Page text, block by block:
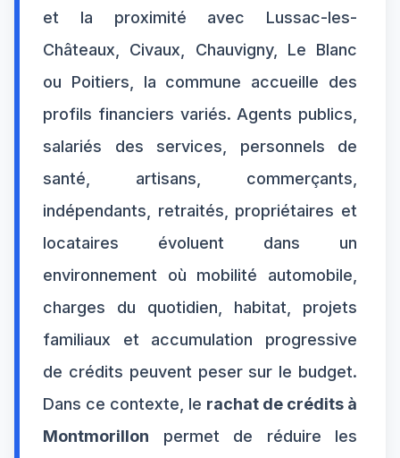
et la proximité avec Lussac-les-
Châteaux, Civaux, Chauvigny, Le Blanc
ou Poitiers, la commune accueille des
profils financiers variés. Agents publics,
salariés des services, personnels de
santé, artisans, commerçants,
indépendants, retraités, propriétaires et
locataires évoluent dans un
environnement où mobilité automobile,
charges du quotidien, habitat, projets
familiaux et accumulation progressive
de crédits peuvent peser sur le budget.
Dans ce contexte, le rachat de crédits à
Montmorillon permet de réduire les